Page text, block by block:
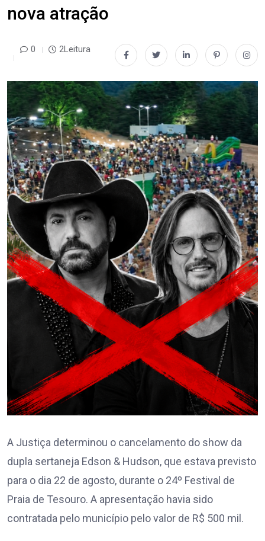
nova atração
0 2Leitura
A Justiça determinou o cancelamento do show da
dupla sertaneja Edson & Hudson, que estava previsto
para o dia 22 de agosto, durante o 24º Festival de
Praia de Tesouro. A apresentação havia sido
contratada pelo município pelo valor de R$ 500 mil.